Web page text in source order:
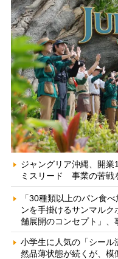
ジャングリア沖縄、開
ミスリード 事業の苦戦
「30種類以上のパン食
ンを手掛けるサンマル
舗展開のコンセプト」、
小学生に人気の「シー
然品薄状態が続くが、模